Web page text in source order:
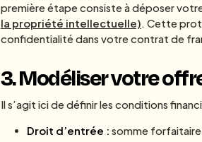
première étape consiste à déposer
la propriété intellectuelle). Cette
confidentialité dans votre contrat de
3. Modéliser votre
Il s’agit ici de définir les conditions
Droit d’entrée : somme forfaitaire